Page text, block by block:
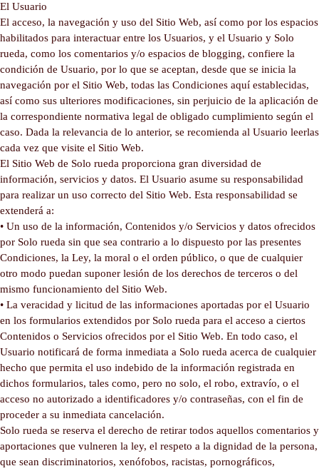
El Usuario
El acceso, la navegación y uso del Sitio Web, así como por los espacios
habilitados para interactuar entre los Usuarios, y el Usuario y Solo
rueda, como los comentarios y/o espacios de blogging, confiere la
condición de Usuario, por lo que se aceptan, desde que se inicia la
navegación por el Sitio Web, todas las Condiciones aquí establecidas,
así como sus ulteriores modificaciones, sin perjuicio de la aplicación de
la correspondiente normativa legal de obligado cumplimiento según el
caso. Dada la relevancia de lo anterior, se recomienda al Usuario leerlas
cada vez que visite el Sitio Web.
El Sitio Web de Solo rueda proporciona gran diversidad de
información, servicios y datos. El Usuario asume su responsabilidad
para realizar un uso correcto del Sitio Web. Esta responsabilidad se
extenderá a:
• Un uso de la información, Contenidos y/o Servicios y datos ofrecidos
por Solo rueda sin que sea contrario a lo dispuesto por las presentes
Condiciones, la Ley, la moral o el orden público, o que de cualquier
otro modo puedan suponer lesión de los derechos de terceros o del
mismo funcionamiento del Sitio Web.
• La veracidad y licitud de las informaciones aportadas por el Usuario
en los formularios extendidos por Solo rueda para el acceso a ciertos
Contenidos o Servicios ofrecidos por el Sitio Web. En todo caso, el
Usuario notificará de forma inmediata a Solo rueda acerca de cualquier
hecho que permita el uso indebido de la información registrada en
dichos formularios, tales como, pero no solo, el robo, extravío, o el
acceso no autorizado a identificadores y/o contraseñas, con el fin de
proceder a su inmediata cancelación.
Solo rueda se reserva el derecho de retirar todos aquellos comentarios y
aportaciones que vulneren la ley, el respeto a la dignidad de la persona,
que sean discriminatorios, xenófobos, racistas, pornográficos,